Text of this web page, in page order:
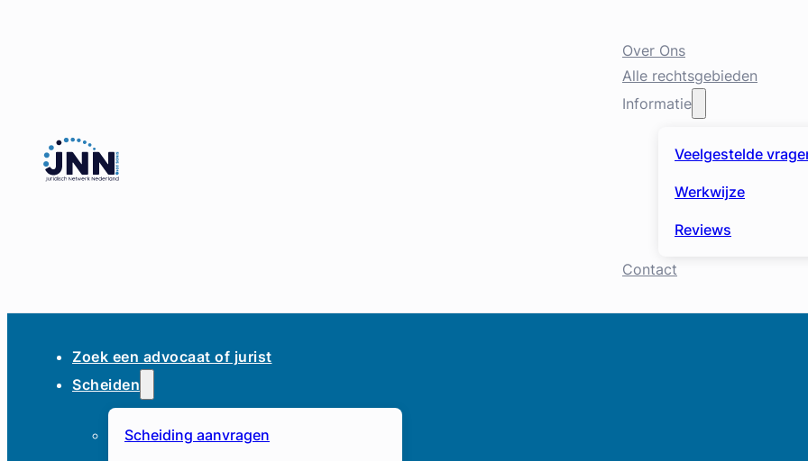
Over Ons
Alle rechtsgebieden
Informatie
Veelgestelde
Werkwijze
Reviews
Contact
Zoek een advocaat of jurist
Scheiden
Scheiding aanvragen